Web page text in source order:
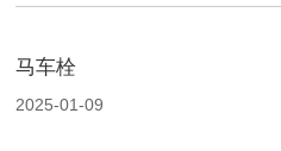
马车栓
2025-01-09